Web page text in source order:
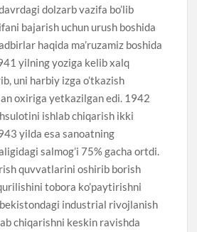
davrdagi dolzarb vazifa bo’lib
bajarish uchun urush boshida
haqida ma’ruzamiz boshida
yilning yoziga kelib xalq
uni harbiy izga o’tkazish
oxiriga yetkazilgan edi. 1942
ishlab chiqarish ikki
yilda esa sanoatning
salmog’i 75% gacha ortdi.
quvvatlarini oshirib borish
tobora ko’paytirishni
industrial rivojlanish
chiqarishni keskin ravishda